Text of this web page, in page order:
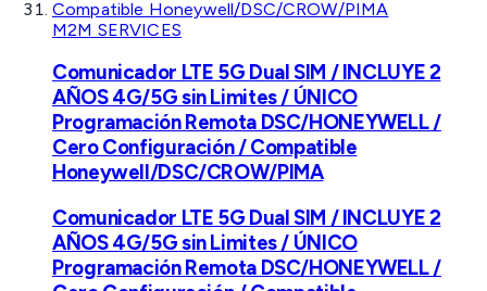
M2M SERVICES
Comunicador LTE 5G Dual SIM / INCLUYE 2
AÑOS 4G/5G sin Limites / ÚNICO
Programación Remota DSC/HONEYWELL /
Cero Configuración / Compatible
Honeywell/DSC/CROW/PIMA
Comunicador LTE 5G Dual SIM / INCLUYE 2
AÑOS 4G/5G sin Limites / ÚNICO
Programación Remota DSC/HONEYWELL /